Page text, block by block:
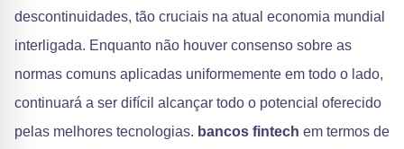
descontinuidades, tão cruciais na atual economia mundial
interligada. Enquanto não houver consenso sobre as
normas comuns aplicadas uniformemente em todo o lado,
continuará a ser difícil alcançar todo o potencial oferecido
pelas melhores tecnologias. bancos fintech em termos de